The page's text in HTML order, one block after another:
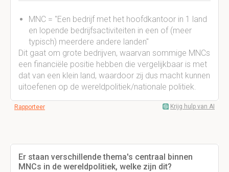
MNC = "Een bedrijf met het hoofdkantoor in 1 land
en lopende bedrijfsactiviteiten in een of (meer
typisch) meerdere andere landen"
Dit gaat om grote bedrijven, waarvan sommige MNCs
een financiële positie hebben die vergelijkbaar is met
dat van een klein land, waardoor zij dus macht kunnen
uitoefenen op de wereldpolitiek/nationale politiek.
Rapporteer Krijg hulp van AI
Er staan verschillende thema's centraal binnen
MNCs in de wereldpolitiek, welke zijn dit?